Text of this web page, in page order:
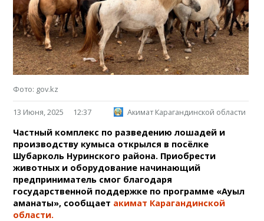
Фото: gov.kz
13 Июня, 2025 12:37 Акимат Карагандинской области
Частный комплекс по разведению лошадей и
производству кумыса открылся в посёлке
Шубарколь Нуринского района. Приобрести
животных и оборудование начинающий
предприниматель смог благодаря
государственной поддержке по программе «Ауыл
аманаты», сообщает акимат Карагандинской
области.